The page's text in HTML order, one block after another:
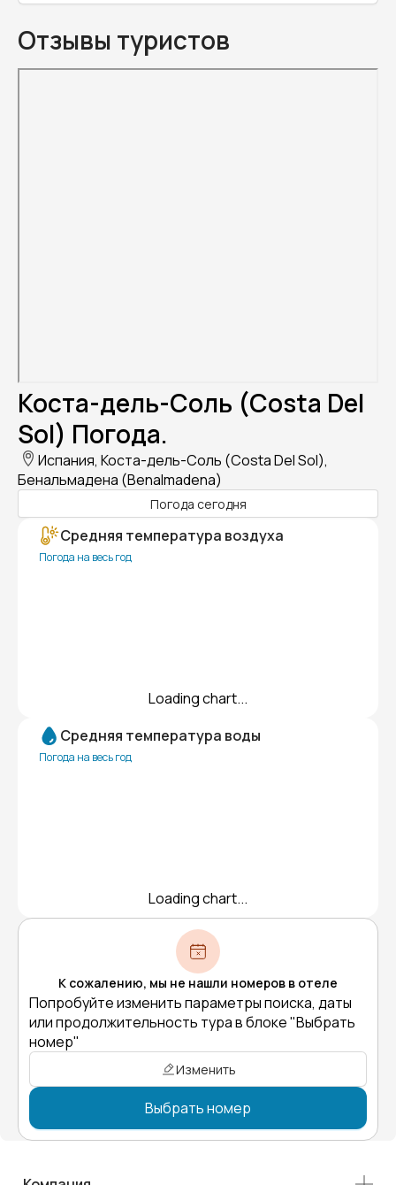
Отзывы туристов
Коста-дель-Соль (Costa Del
Sol) Погода.
Испания, Коста-дель-Соль (Costa Del Sol),
Бенальмадена (Benalmadena)
Погода сегодня
Средняя температура воздуха
Погода на весь год
Loading chart...
Средняя температура воды
Погода на весь год
Loading chart...
К сожалению, мы не нашли номеров в отеле
Попробуйте изменить параметры поиска, даты
или продолжительность тура в блоке "Выбрать
номер"
Изменить
Выбрать номер